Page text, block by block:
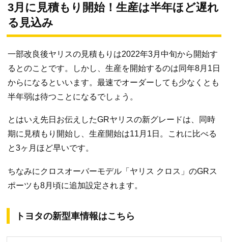
3月に見積もり開始！生産は半年ほど遅れ
る見込み
一部改良後ヤリスの見積もりは2022年3月中旬から開始す
るとのことです。しかし、生産を開始するのは同年8月1日
からになるといいます。最速でオーダーしても少なくとも
半年弱は待つことになるでしょう。
とはいえ先日お伝えしたGRヤリスの新グレードは、同時
期に見積もり開始し、生産開始は11月1日。これに比べる
と3ヶ月ほど早いです。
ちなみにクロスオーバーモデル「ヤリス クロス」のGRス
ポーツも8月頃に追加設定されます。
トヨタの新型車情報はこちら